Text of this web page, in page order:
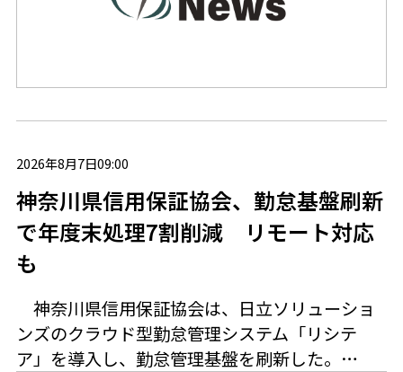
2026年8月7日09:00
神奈川県信用保証協会、勤怠基盤刷新
で年度末処理7割削減 リモート対応
も
神奈川県信用保証協会は、日立ソリューショ
ンズのクラウド型勤怠管理システム「リシテ
ア」を導入し、勤怠管理基盤を刷新した。…